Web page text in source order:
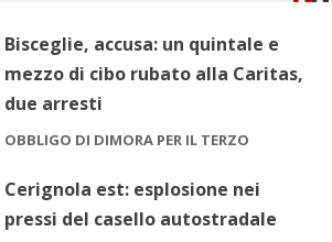
Bisceglie, accusa: un quintale e
mezzo di cibo rubato alla Caritas,
due arresti
OBBLIGO DI DIMORA PER IL TERZO
Cerignola est: esplosione nei
pressi del casello autostradale